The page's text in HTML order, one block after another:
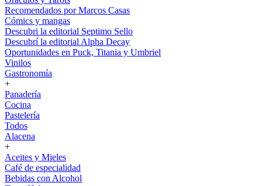
Recomendados por Marcos Casas
Cómics y mangas
Descubri la editorial Septimo Sello
Descubrí la editorial Alpha Decay
Oportunidades en Puck, Titania y Umbriel
Vinilos
Gastronomía
+
Panadería
Cocina
Pastelería
Todos
Alacena
+
Aceites y Mieles
Café de especialidad
Bebidas con Alcohol